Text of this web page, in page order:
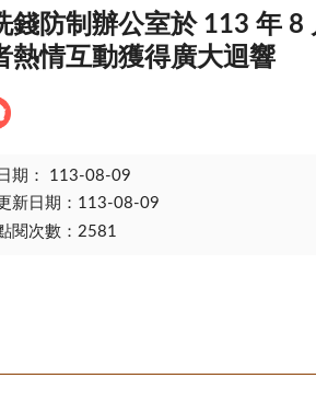
錢防制辦公室於 113 年
熱情互動獲得廣大迴響
期：
113-08-09
新日期：113-08-09
閱次數：2581